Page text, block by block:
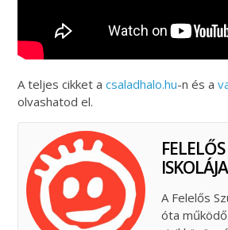
A teljes cikket acsaladhalo.hu-n és a
olvashatod el.
ISKOLÁJA
A Felelős
óta